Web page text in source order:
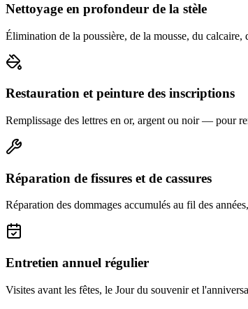
Nettoyage en profondeur de la stèle
Élimination de la poussière, de la mousse, du calcaire,
Restauration et peinture des inscriptions
Remplissage des lettres en or, argent ou noir — pour
Réparation de fissures et de cassures
Réparation des dommages accumulés au fil des
Entretien annuel régulier
Visites avant les fêtes, le Jour du souvenir et